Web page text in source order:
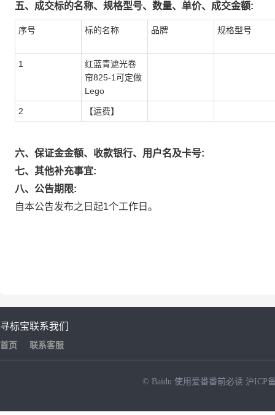
五、成交标的名称、规格型号、数量、单价、成交金额:
序号 标的名称 品牌 规格型号
1
红蓝青遮光卷
帘825-1可定做
Lego
2 【运费】
六、保证金金额、收款银行、用户名及卡号:
七、其他补充事宜:
八、公告期限:
自本公告发布之日起1个工作日。
寻标宝
首页
联系我们
联系客服
© Baidu 使用爱番番前必读 沪ICP